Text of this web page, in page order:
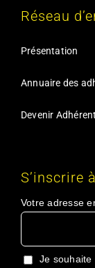
Réseau
Présentation
Annuaire des
Devenir Adhérent
S’inscrire
Votre adresse
Je souhaite